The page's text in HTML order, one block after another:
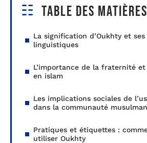
Table des matières
La signification d’Oukhty et
linguistiques
L’importance de la fraternité
en islam
Les implications sociales de
dans la communauté
Pratiques et étiquettes :
utiliser Oukhty